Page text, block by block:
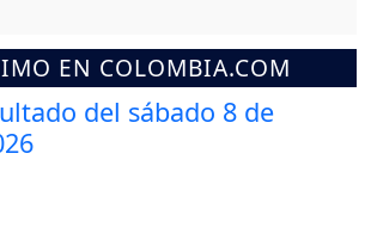
EN COLOMBIA.COM